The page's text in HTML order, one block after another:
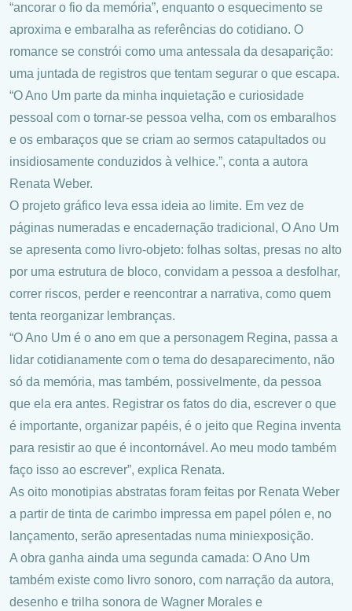
“ancorar o fio da memória”, enquanto o esquecimento se
aproxima e embaralha as referências do cotidiano. O
romance se constrói como uma antessala da desaparição:
uma juntada de registros que tentam segurar o que escapa.
“O Ano Um parte da minha inquietação e curiosidade
pessoal com o tornar-se pessoa velha, com os embaralhos
e os embaraços que se criam ao sermos catapultados ou
insidiosamente conduzidos à velhice.”, conta a autora
Renata Weber.
O projeto gráfico leva essa ideia ao limite. Em vez de
páginas numeradas e encadernação tradicional, O Ano Um
se apresenta como livro-objeto: folhas soltas, presas no alto
por uma estrutura de bloco, convidam a pessoa a desfolhar,
correr riscos, perder e reencontrar a narrativa, como quem
tenta reorganizar lembranças.
“O Ano Um é o ano em que a personagem Regina, passa a
lidar cotidianamente com o tema do desaparecimento, não
só da memória, mas também, possivelmente, da pessoa
que ela era antes. Registrar os fatos do dia, escrever o que
é importante, organizar papéis, é o jeito que Regina inventa
para resistir ao que é incontornável. Ao meu modo também
faço isso ao escrever”, explica Renata.
As oito monotipias abstratas foram feitas por Renata Weber
a partir de tinta de carimbo impressa em papel pólen e, no
lançamento, serão apresentadas numa miniexposição.
A obra ganha ainda uma segunda camada: O Ano Um
também existe como livro sonoro, com narração da autora,
desenho e trilha sonora de Wagner Morales e